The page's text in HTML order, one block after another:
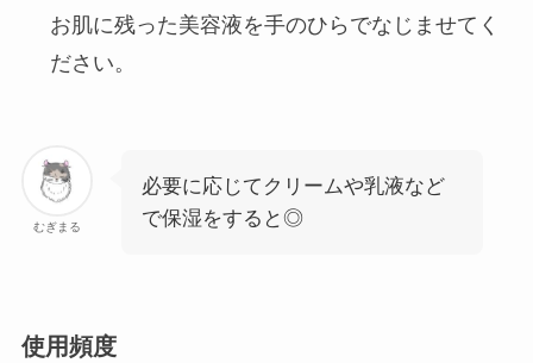
お肌に残った美容液を手のひらでなじませてく
ださい。
むぎまる
必要に応じてクリームや乳液など
で保湿をすると◎
使用頻度